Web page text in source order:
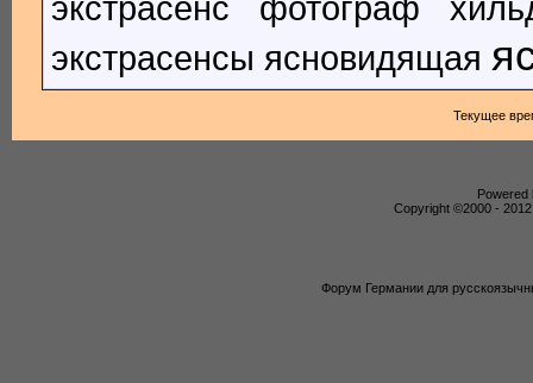
экстрасенсы ясновидящая
Текущее
Powered
Copyright ©2000 -
Форум Германии для